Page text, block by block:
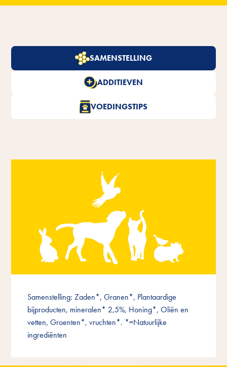
SAMENSTELLING
ADDITIEVEN
VOEDINGSTIPS
Samenstelling: Zaden*, Granen*, Plantaardige
bijproducten, mineralen* 2,5%, Honing*, Oliën en
vetten, Groenten*, vruchten*. *=Natuurlijke
ingrediënten